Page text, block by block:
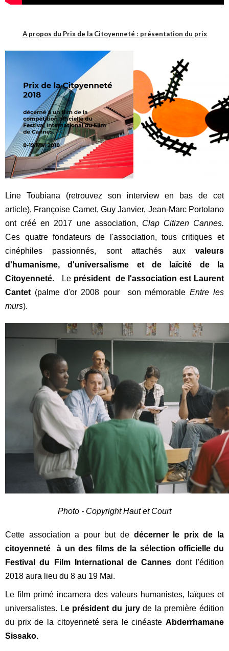
A propos du Prix de la Citoyenneté : présentation du prix
Line Toubiana (retrouvez son interview en bas de cet
article), Françoise Camet, Guy Janvier, Jean-Marc Portolano
ont créé en 2017 une association, Clap Citizen Cannes.
Ces quatre fondateurs de l'association, tous critiques et
cinéphiles passionnés, sont attachés auxvaleurs
d'humanisme, d'universalisme et de laïcité de la
Citoyenneté. Le président de l'association est Laurent
Cantet (palme d'or 2008 pour son mémorable Entre les
murs).
Photo - Copyright Haut et Court
Cette association a pour but de décerner le prix de la
citoyenneté à un des films de la sélection officielle du
Festival du Film International de Cannes dont l'édition
2018 aura lieu du 8 au 19 Mai.
Le film primé incarnera des valeurs humanistes, laïques et
universalistes. Le président du juryde la première édition
du prix de la citoyenneté sera le cinéaste Abderrhamane
Sissako.